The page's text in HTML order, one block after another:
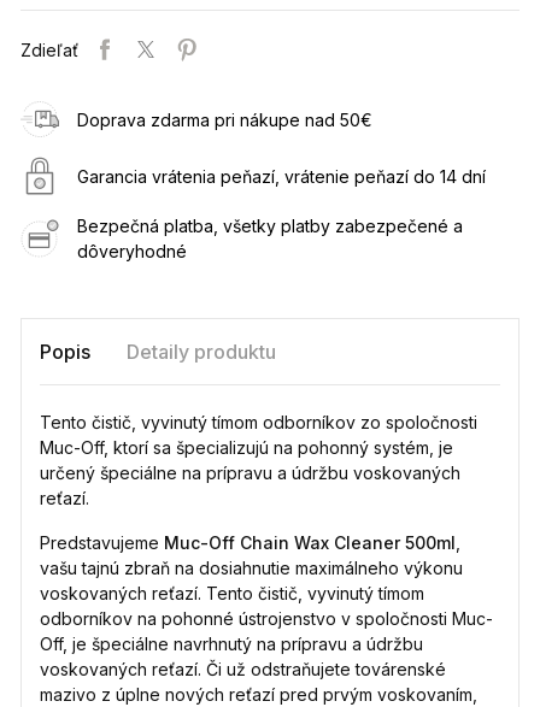
Zdieľať
Doprava zdarma pri nákupe nad 50€
Garancia vrátenia peňazí, vrátenie peňazí do 14 dní
Bezpečná platba, všetky platby zabezpečené a
dôveryhodné
Popis Detaily produktu
Tento čistič, vyvinutý tímom odborníkov zo spoločnosti
Muc-Off, ktorí sa špecializujú na pohonný systém, je
určený špeciálne na prípravu a údržbu voskovaných
reťazí.
Predstavujeme Muc-Off Chain Wax Cleaner 500ml
vašu tajnú zbraň na dosiahnutie maximálneho výkonu
voskovaných reťazí. Tento čistič, vyvinutý tímom
odborníkov na pohonné ústrojenstvo v spoločnosti Muc-
Off, je špeciálne navrhnutý na prípravu a údržbu
voskovaných reťazí. Či už odstraňujete továrenské
mazivo z úplne nových reťazí pred prvým voskovaním,